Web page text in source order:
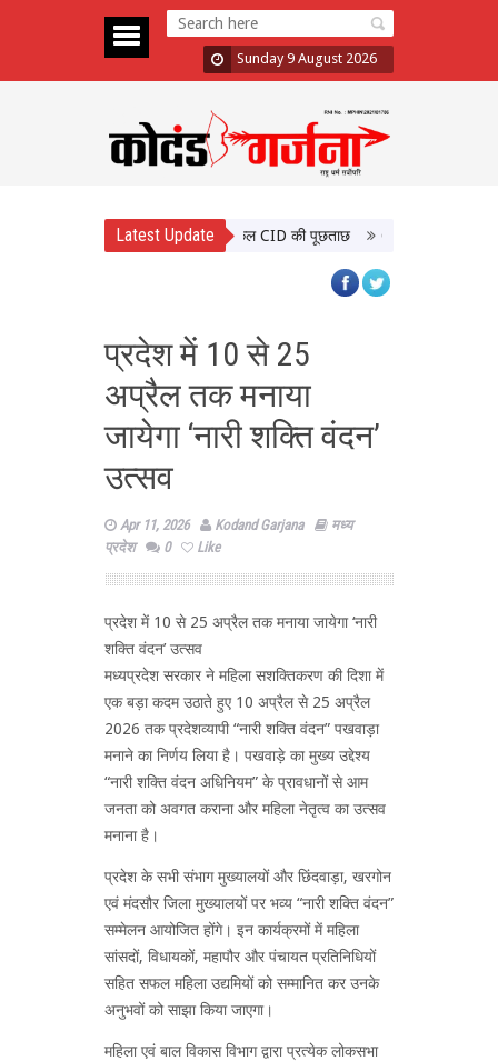
Sunday 9 August 2026
Latest Update
तीन सदस्यों के इस्तीफे के बाद कल CID की पूछताछ CWG विजेताओं के साथ
प्रदेश में 10 से 25
अप्रैल तक मनाया
जायेगा ‘नारी शक्ति वंदन’
उत्सव
Apr 11, 2026 Kodand Garjana
मध्य
प्रदेश
0 Like
प्रदेश में 10 से 25 अप्रैल तक मनाया जायेगा ‘नारी
शक्ति वंदन’ उत्सव
मध्यप्रदेश सरकार ने महिला सशक्तिकरण की दिशा में
एक बड़ा कदम उठाते हुए 10 अप्रैल से 25 अप्रैल
2026 तक प्रदेशव्यापी “नारी शक्ति वंदन” पखवाड़ा
मनाने का निर्णय लिया है। पखवाड़े का मुख्य उद्देश्य
“नारी शक्ति वंदन अधिनियम” के प्रावधानों से आम
जनता को अवगत कराना और महिला नेतृत्व का उत्सव
मनाना है।
प्रदेश के सभी संभाग मुख्यालयों और छिंदवाड़ा, खरगोन
एवं मंदसौर जिला मुख्यालयों पर भव्य “नारी शक्ति वंदन”
सम्मेलन आयोजित होंगे। इन कार्यक्रमों में महिला
सांसदों, विधायकों, महापौर और पंचायत प्रतिनिधियों
सहित सफल महिला उद्यमियों को सम्मानित कर उनके
अनुभवों को साझा किया जाएगा।
महिला एवं बाल विकास विभाग द्वारा प्रत्येक लोकसभा